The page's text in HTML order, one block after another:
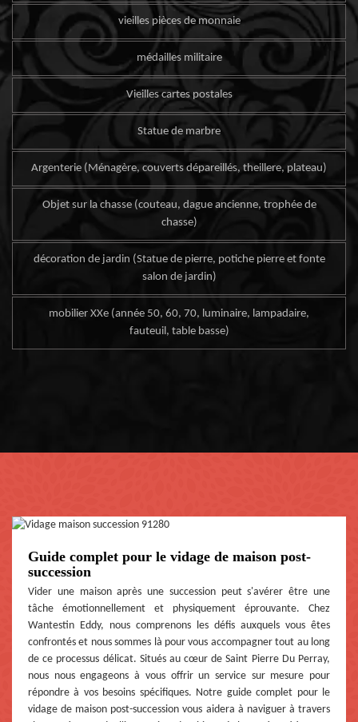
vieilles pièces de monnaie
médailles militaire
Vieilles cartes postales
Statue de marbre
Argenterie (Ménagère, couverts dépareillés, theillere, plateau)
Objet sur la chasse (couteau, dague ancienne, trophée de
chasse)
décoration de jardin (Statue de pierre, potiche pierre et fonte
salon de jardin)
mobilier XXe (année 50, 60, 70, luminaire, lampadaire,
fauteuil, table basse)
Guide complet pour le vidage de maison post-
succession
Vider une maison après une succession peut s'avérer être une
tâche émotionnellement et physiquement éprouvante. Chez
Wantestin Eddy, nous comprenons les défis auxquels vous êtes
confrontés et nous sommes là pour vous accompagner tout au long
de ce processus délicat. Situés au cœur de Saint Pierre Du Perray,
nous nous engageons à vous offrir un service sur mesure pour
répondre à vos besoins spécifiques. Notre guide complet pour le
vidage de maison post-succession vous aidera à naviguer à travers